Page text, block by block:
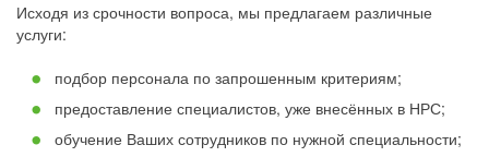
Исходя из срочности вопроса, мы предлагаем различные
услуги:
подбор персонала по запрошенным критериям;
предоставление специалистов, уже внесённых в НРС;
обучение Ваших сотрудников по нужной специальности;